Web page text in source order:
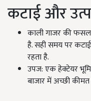
कटाई और
काली गाजर की फसल
है. सही समय पर
रहता है.
उपज: एक हेक्टेयर
बाजार में अच्छी